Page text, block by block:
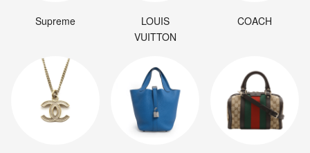
Supreme
LOUIS
VUITTON
COACH